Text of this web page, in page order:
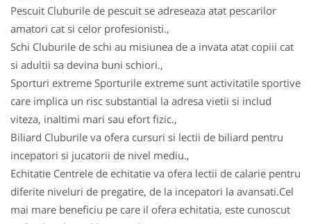
Pescuit Cluburile de pescuit se adreseaza atat pescarilor
amatori cat si celor profesionisti.,
Schi Cluburile de schi au misiunea de a invata atat copiii cat
si adultii sa devina buni schiori.,
Sporturi extreme Sporturile extreme sunt activitatile sportive
care implica un risc substantial la adresa vietii si includ
viteza, inaltimi mari sau efort fizic.,
Biliard Cluburile va ofera cursuri si lectii de biliard pentru
incepatori si jucatorii de nivel mediu.,
Echitatie Centrele de echitatie va ofera lectii de calarie pentru
diferite niveluri de pregatire, de la incepatori la avansati.Cel
mai mare beneficiu pe care il ofera echitatia, este cunoscut